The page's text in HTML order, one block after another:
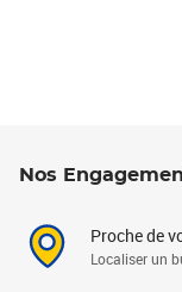
Nos
Proche de
Localiser un